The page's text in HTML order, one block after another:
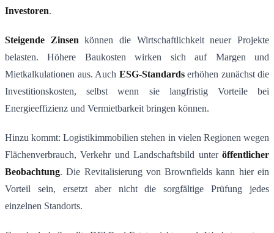
Investoren.
Steigende Zinsen können die Wirtschaftlichkeit neuer Projekte
belasten. Höhere Baukosten wirken sich auf Margen und
Mietkalkulationen aus. Auch ESG-Standardserhöhen zunächst die
Investitionskosten, selbst wenn sie langfristig Vorteile bei
Energieeffizienz und Vermietbarkeit bringen können.
Hinzu kommt: Logistikimmobilien stehen in vielen Regionen wegen
Flächenverbrauch, Verkehr und Landschaftsbild unter öffentlicher
Beobachtung. Die Revitalisierung von Brownfields kann hier ein
Vorteil sein, ersetzt aber nicht die sorgfältige Prüfung jedes
einzelnen Standorts.